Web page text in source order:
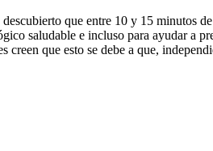
que entre 10 y 15 minutos
saludable e incluso para ayudar a
que esto se debe a que,